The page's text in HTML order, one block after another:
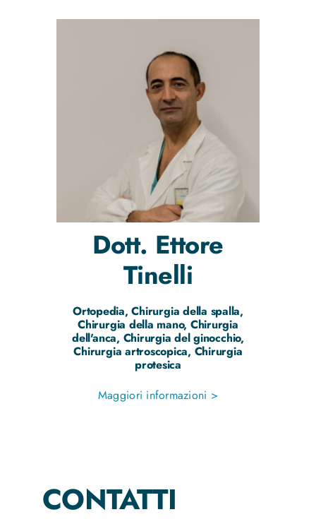
Dott. Ettore
Tinelli
Ortopedia, Chirurgia della spalla,
Chirurgia della mano, Chirurgia
dell'anca, Chirurgia del ginocchio,
Chirurgia artroscopica, Chirurgia
protesica
Maggiori informazioni >
CONTATTI